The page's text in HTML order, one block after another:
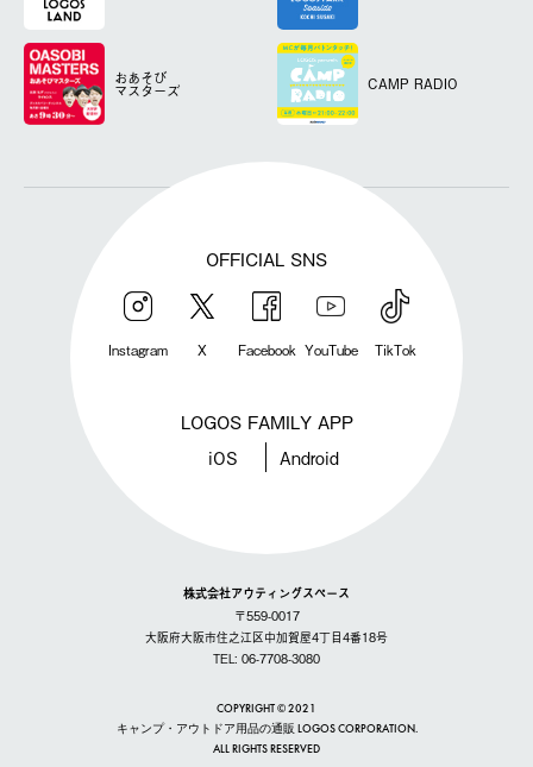
おあそび
マスターズ CAMP RADIO
OFFICIAL SNS
Instagram X Facebook YouTube TikTok
LOGOS FAMILY APP
iOS Android
株式会社アウティングスペース
〒559-0017
大阪府大阪市住之江区中加賀屋4丁目4番18号
TEL: 06-7708-3080
COPYRIGHT © 2021
キャンプ・アウトドア用品の通販 LOGOS CORPORATION.
ALL RIGHTS RESERVED